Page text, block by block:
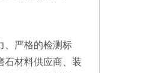
、严格的检测标
石材料供应商、装